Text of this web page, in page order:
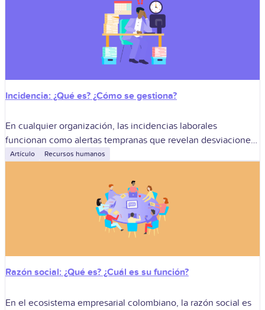
Incidencia: ¿Qué es? ¿Cómo se gestiona?
En cualquier organización, las incidencias laborales
funcionan como alertas tempranas que revelan desviaciones
de rutina capaces de comprometer la seguridad de las
Artículo Recursos humanos
Razón social: ¿Qué es? ¿Cuál es su función?
En el ecosistema empresarial colombiano, la razón social es